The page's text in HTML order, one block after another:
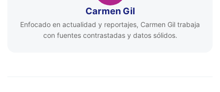
Carmen Gil
Enfocado en actualidad y reportajes, Carmen Gil trabaja
con fuentes contrastadas y datos sólidos.